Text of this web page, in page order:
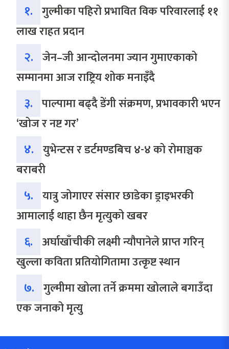
१. गुल्मीका पहिरो प्रभावित विक परिवारलाई ११
लाख राहत प्रदान
२. जेन–जी आन्दोलनमा ज्यान गुमाएकाको
सम्मानमा आज राष्ट्रिय शोक मनाइँदै
३. पाल्पामा बढ्दै डेंगी संक्रमण, प्रभावकारी भएन
‘खोज र नष्ट गर’
४. युभेन्टस र डर्टमण्डबिच ४-४ को रोमाञ्चक
बराबरी
५. यात्रु जोगाएर संसार छाडेका ड्राइभरकी
आमालाई थाहा छैन मृत्युको खबर
६. अर्घाखाँचीकी लक्ष्मी न्यौपानेले प्राप्त गरिन्
खुल्ला कविता प्रतियोगितामा उत्कृष्ट स्थान
७. गुल्मीमा खोला तर्ने क्रममा खोलाले बगाउँदा
एक जनाको मृत्यु